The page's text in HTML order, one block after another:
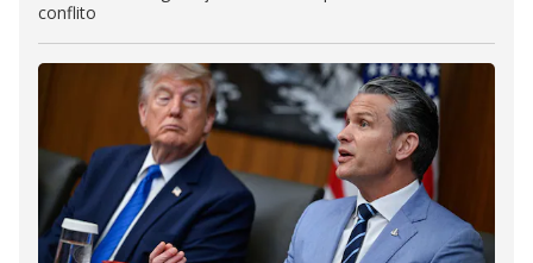
conflito